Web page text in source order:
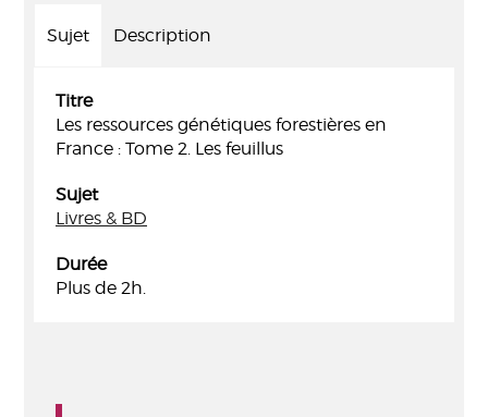
Sujet Description
Titre
Les ressources génétiques forestières en
France : Tome 2. Les feuillus
Sujet
Livres & BD
Durée
Plus de 2h.